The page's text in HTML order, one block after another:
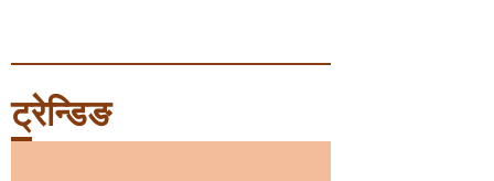
ट्रेन्डिङ